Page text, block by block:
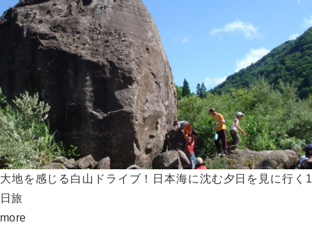
大地を感じる白山ドライブ！日本海に沈む夕日を見に行く1
日旅
more